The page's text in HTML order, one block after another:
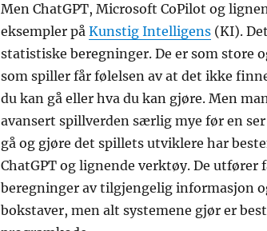
Men ChatGPT, Microsoft CoPilot og
eksempler på Kunstig Intelligens(KI).
statistiske beregninger. De er som store
som spiller får følelsen av at det ikke
du kan gå eller hva du kan gjøre. Men
avansert spillverden særlig mye før en
gå og gjøre det spillets utviklere har
ChatGPT og lignende verktøy. De
beregninger av tilgjengelig informasjon
bokstaver, men alt systemene gjør er